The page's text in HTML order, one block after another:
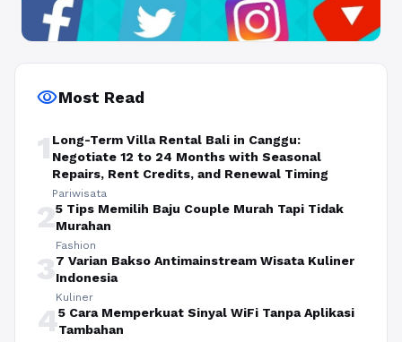
visibilityMost Read
1 Long-Term Villa Rental Bali in Canggu:
Negotiate 12 to 24 Months with Seasonal
Repairs, Rent Credits, and Renewal Timing
Pariwisata
25 Tips Memilih Baju Couple Murah Tapi Tidak
Murahan
Fashion
37 Varian Bakso Antimainstream Wisata Kuliner
Indonesia
Kuliner
45 Cara Memperkuat Sinyal WiFi Tanpa Aplikasi
Tambahan